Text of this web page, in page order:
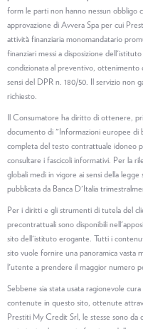
form le parti non hanno nessun obbligo
approvazione di Avvera Spa per cui
attività finanziaria monomandatario
finanziari messi a disposizione
condizionata al preventivo,
sensi del DPR n. 180/50. Il servizio non
richiesto.
Il Consumatore ha diritto di ottenere,
documento di "Informazioni europee di
completa del testo contrattuale idoneo
consultare i fascicoli informativi. Per la
globali medi in vigore ai sensi della
pubblicata da Banca D'Italia
Per i diritti e gli strumenti di tutela del
precontrattuali sono disponibili
sito dell'istituto erogante. Tutti i
sito vuole fornire una panoramica vasta
l'utente a prendere il maggior numero
Sebbene sia stata usata ragionevole
contenute in questo sito, ottenute
Prestiti My Credit Srl, le stesse sono da